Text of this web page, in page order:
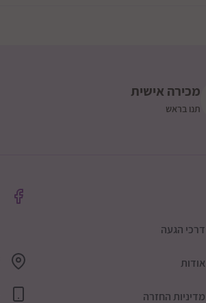
מכירה אישית
תנו בראש
דרכי הגעה
אודות
מדיניות החזרה